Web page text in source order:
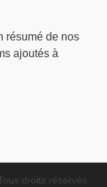
résumé de nos
ajoutés à
droits réservés.